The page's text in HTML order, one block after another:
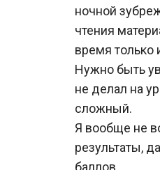
ночной
чтения
время только
Нужно быть
не делал на
сложный.
Я вообще не
результаты,
баллов.